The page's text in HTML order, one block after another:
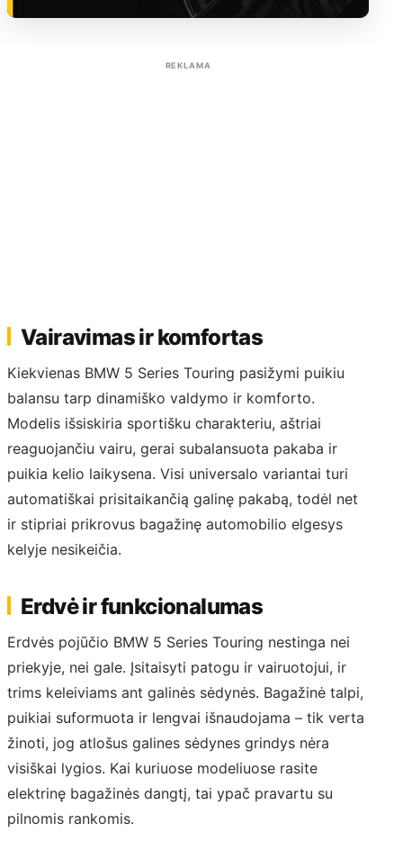
REKLAMA
Vairavimas ir komfortas
Kiekvienas BMW 5 Series Touring pasižymi puikiu
balansu tarp dinamiško valdymo ir komforto.
Modelis išsiskiria sportišku charakteriu, aštriai
reaguojančiu vairu, gerai subalansuota pakaba ir
puikia kelio laikysena. Visi universalo variantai turi
automatiškai prisitaikančią galinę pakabą, todėl net
ir stipriai prikrovus bagažinę automobilio elgesys
kelyje nesikeičia.
Erdvė ir funkcionalumas
Erdvės pojūčio BMW 5 Series Touring nestinga nei
priekyje, nei gale. Įsitaisyti patogu ir vairuotojui, ir
trims keleiviams ant galinės sėdynės. Bagažinė talpi,
puikiai suformuota ir lengvai išnaudojama – tik verta
žinoti, jog atlošus galines sėdynes grindys nėra
visiškai lygios. Kai kuriuose modeliuose rasite
elektrinę bagažinės dangtį, tai ypač pravartu su
pilnomis rankomis.